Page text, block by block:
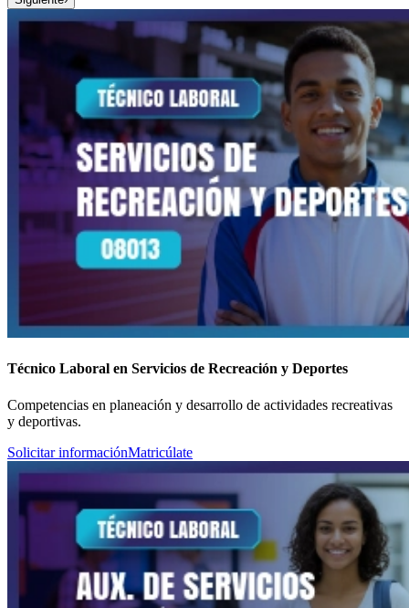
Técnico Laboral en Servicios de Recreación y Deportes
Competencias en planeación y desarrollo de actividades recreativas
y deportivas.
Solicitar informaciónMatricúlate